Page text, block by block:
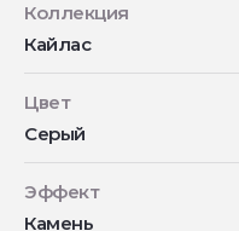
Коллекция
Кайлас
Цвет
Серый
Эффект
Камень